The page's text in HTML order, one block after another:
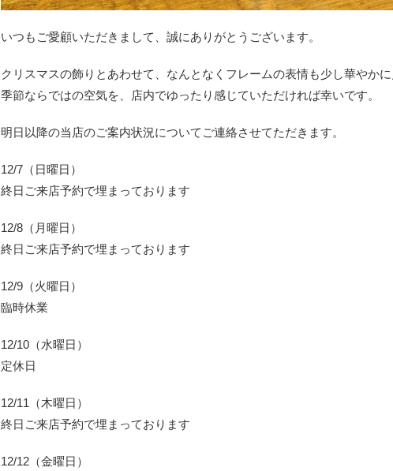
いつもご愛顧いただきまして、誠にありがとうございます。
クリスマスの飾りとあわせて、なんとなくフレームの表情も少し華やかに
季節ならではの空気を、店内でゆったり感じていただければ幸いです。
明日以降の当店のご案内状況についてご連絡させてただきます。
12/7（日曜日）
終日ご来店予約で埋まっております
12/8（月曜日）
終日ご来店予約で埋まっております
12/9（火曜日）
臨時休業
12/10（水曜日）
定休日
12/11（木曜日）
終日ご来店予約で埋まっております
12/12（金曜日）